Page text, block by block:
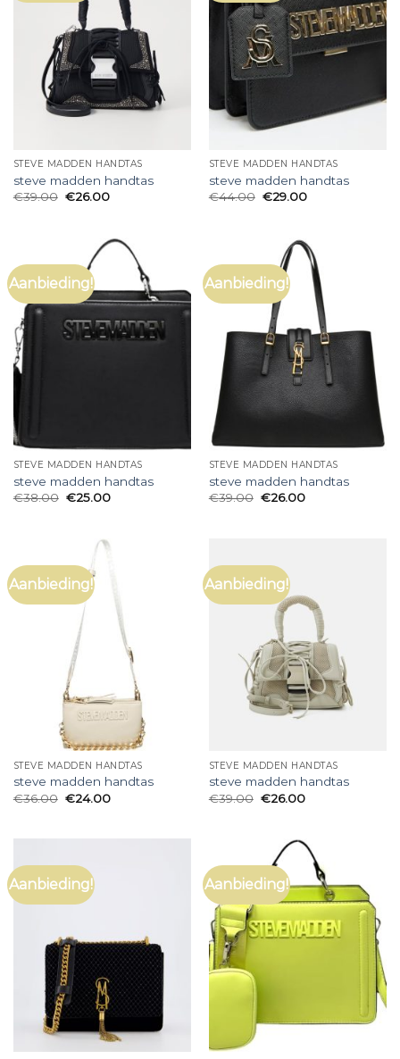
STEVE MADDEN HANDTAS
steve madden handtas
€39.00 €26.00
STEVE MADDEN HANDTAS
steve madden handtas
€44.00 €29.00
Aanbieding!
STEVE MADDEN HANDTAS
steve madden handtas
€38.00 €25.00
Aanbieding!
STEVE MADDEN HANDTAS
steve madden handtas
€39.00 €26.00
Aanbieding!
STEVE MADDEN HANDTAS
steve madden handtas
€36.00 €24.00
Aanbieding!
STEVE MADDEN HANDTAS
steve madden handtas
€39.00 €26.00
Aanbieding! Aanbieding!